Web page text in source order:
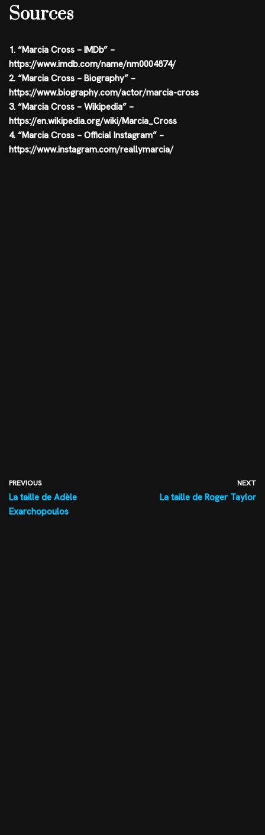
Sources
1. “Marcia Cross – IMDb” –
https://www.imdb.com/name/nm0004874/
2. “Marcia Cross – Biography” –
https://www.biography.com/actor/marcia-cross
3. “Marcia Cross – Wikipedia” –
https://en.wikipedia.org/wiki/Marcia_Cross
4. “Marcia Cross – Official Instagram” –
https://www.instagram.com/reallymarcia/
PREVIOUS
La taille de Adèle
Exarchopoulos
NEXT
La taille de Roger Taylor